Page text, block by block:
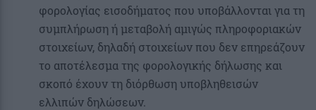
φορολογίας εισοδήματος που υποβάλλονται για τη
συμπλήρωση ή μεταβολή αμιγώς πληροφοριακών
στοιχείων, δηλαδή στοιχείων που δεν επηρεάζουν
το αποτέλεσμα της φορολογικής δήλωσης και
σκοπό έχουν τη διόρθωση υποβληθεισών
ελλιπών δηλώσεων.